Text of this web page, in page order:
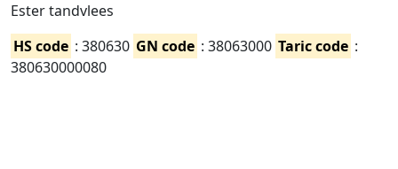
Ester tandvlees
HS code : 380630 GN code : 38063000 Taric code :
380630000080